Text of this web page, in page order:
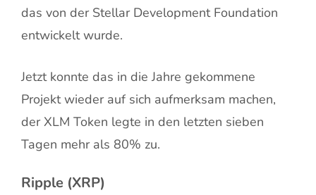
das von der Stellar Development Foundation
entwickelt wurde.
Jetzt konnte das in die Jahre gekommene
Projekt wieder auf sich aufmerksam machen,
der XLM Token legte in den letzten sieben
Tagen mehr als 80% zu.
Ripple (XRP)